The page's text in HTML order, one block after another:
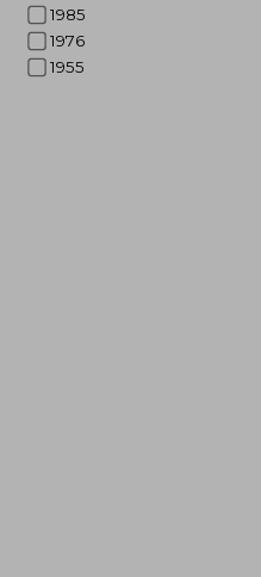
1985
1976
1955